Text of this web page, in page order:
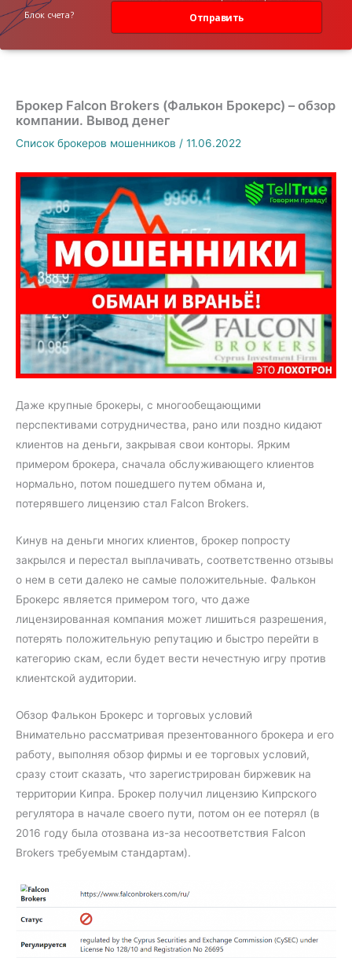
Блок счета? Отправить
Брокер Falcon Brokers (Фалькон Брокерс) – обзор
компании. Вывод денег
Список брокеров мошенников / 11.06.2022
Даже крупные брокеры, с многообещающими
перспективами сотрудничества, рано или поздно кидают
клиентов на деньги, закрывая свои конторы. Ярким
примером брокера, сначала обслуживающего клиентов
нормально, потом пошедшего путем обмана и,
потерявшего лицензию стал Falcon Brokers.
Кинув на деньги многих клиентов, брокер попросту
закрылся и перестал выплачивать, соответственно отзывы
о нем в сети далеко не самые положительные. Фалькон
Брокерс является примером того, что даже
лицензированная компания может лишиться разрешения,
потерять положительную репутацию и быстро перейти в
категорию скам, если будет вести нечестную игру против
клиентской аудитории.
Обзор Фалькон Брокерс и торговых условий
Внимательно рассматривая презентованного брокера и его
работу, выполняя обзор фирмы и ее торговых условий,
сразу стоит сказать, что зарегистрирован биржевик на
территории Кипра. Брокер получил лицензию Кипрского
регулятора в начале своего пути, потом он ее потерял (в
2016 году была отозвана из-за несоответствия Falcon
Brokers требуемым стандартам).